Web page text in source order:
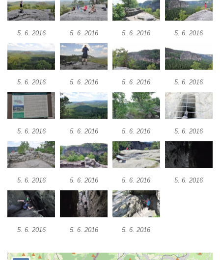
5. 6. 2016 5. 6. 2016 5. 6. 2016 5. 6. 2016
5. 6. 2016 5. 6. 2016 5. 6. 2016 5. 6. 2016
5. 6. 2016 5. 6. 2016 5. 6. 2016 5. 6. 2016
5. 6. 2016 5. 6. 2016 5. 6. 2016 5. 6. 2016
5. 6. 2016 5. 6. 2016 5. 6. 2016